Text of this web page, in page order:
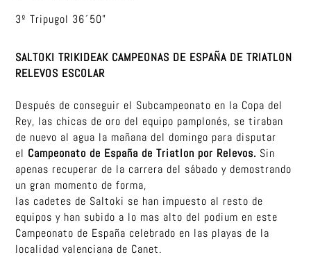
3º Tripugol 36´50”
SALTOKI TRIKIDEAK CAMPEONAS DE ESPAÑA DE TRIATLON
RELEVOS ESCOLAR
Después de conseguir el Subcampeonato en la Copa del
Rey, las chicas de oro del equipo pamplonés, se tiraban
de nuevo al agua la mañana del domingo para disputar
el Campeonato de España de Triatlon por Relevos. Sin
apenas recuperar de la carrera del sábado y demostrando
un gran momento de forma,
las cadetes de Saltoki se han impuesto al resto de
equipos y han subido a lo mas alto del podium en este
Campeonato de España celebrado en las playas de la
localidad valenciana de Canet.